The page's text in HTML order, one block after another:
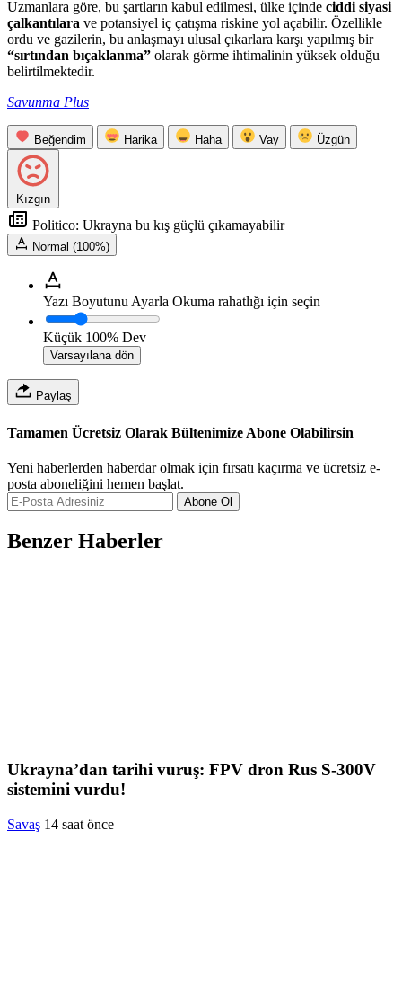
Uzmanlara göre, bu şartların kabul edilmesi, ülke içinde ciddi siyasi
çalkantılara ve potansiyel iç çatışma riskine yol açabilir. Özellikle
ordu ve gazilerin, bu anlaşmayı ulusal çıkarlara karşı yapılmış bir
“sırtından bıçaklanma” olarak görme ihtimalinin yüksek olduğu
belirtilmektedir.
Savunma Plus
Beğendim Harika Haha Vay Üzgün
Kızgın
Politico: Ukrayna bu kış güçlü çıkamayabilir
Normal (100%)
Yazı Boyutunu Ayarla Okuma rahatlığı için seçin
Küçük 100% Dev
Varsayılana dön
Paylaş
Tamamen Ücretsiz Olarak Bültenimize Abone Olabilirsin
Yeni haberlerden haberdar olmak için fırsatı kaçırma ve ücretsiz e-
posta aboneliğini hemen başlat.
Abone Ol
Benzer Haberler
Ukrayna’dan tarihi vuruş: FPV dron Rus S-300V
sistemini vurdu!
Savaş 14 saat önce